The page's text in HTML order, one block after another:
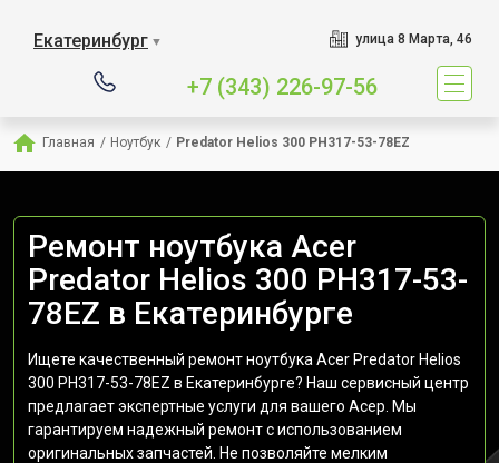
Екатеринбург ▼ улица 8 Марта, 46
+7 (343) 226-97-56
Главная / Ноутбук / Predator Helios 300 PH317-53-78EZ
Ремонт ноутбука Acer
Predator Helios 300 PH317-53-
78EZ в Екатеринбурге
Ищете качественный ремонт ноутбука Acer Predator Helios
300 PH317-53-78EZ в Екатеринбурге? Наш сервисный центр
предлагает экспертные услуги для вашего Асер. Мы
гарантируем надежный ремонт с использованием
оригинальных запчастей. Не позволяйте мелким